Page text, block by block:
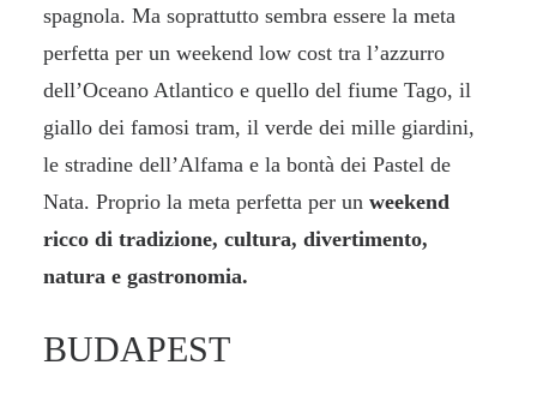
spagnola. Ma soprattutto sembra essere la meta
perfetta per un weekend low cost tra l’azzurro
dell’Oceano Atlantico e quello del fiume Tago, il
giallo dei famosi tram, il verde dei mille giardini,
le stradine dell’Alfama e la bontà dei Pastel de
Nata. Proprio la meta perfetta per un weekend
ricco di tradizione, cultura, divertimento,
natura e gastronomia.
BUDAPEST